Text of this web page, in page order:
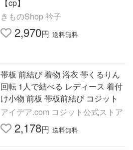
【cp】
きものShop 衿子
2,970円 送料無料
帯板 前結び 着物 浴衣 帯くるりん
回転 1人で結べる レディース 着付
け小物 前板 帯板前結び コジット
アイデア.com コジット公式ストア
2,178円 送料無料